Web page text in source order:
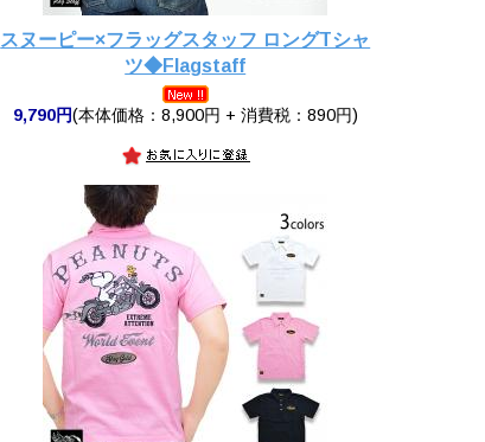
スヌーピー×フラッグスタッフ ロングTシャ
ツ◆Flagstaff
9,790円(本体価格：8,900円 + 消費税：890円)